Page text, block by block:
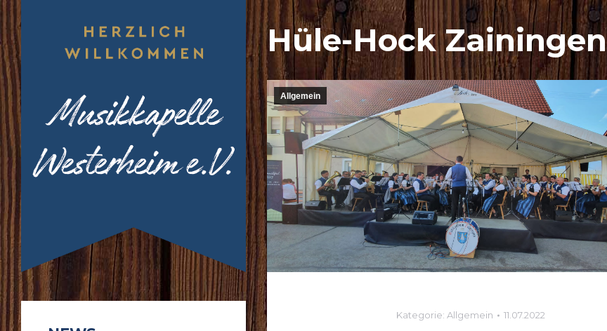
Hüle-Hock Zainingen
Allgemein
Kategorie: Allgemein 11.07.2022